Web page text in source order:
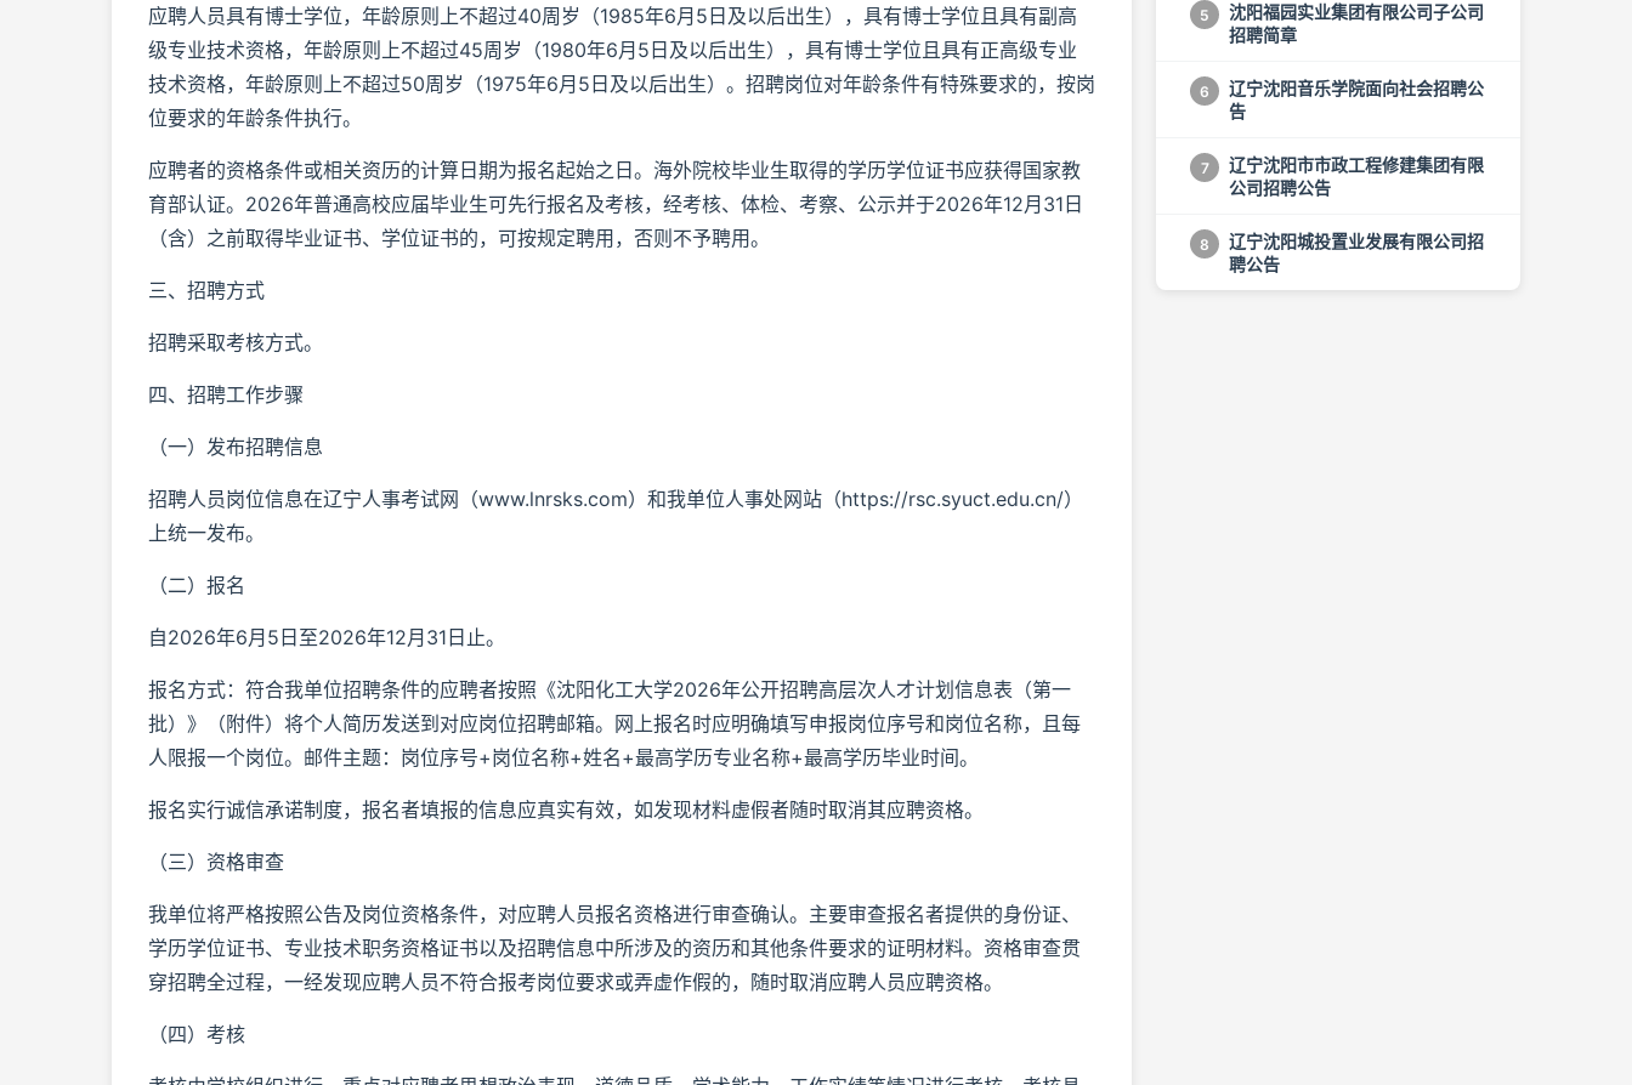
应聘人员具有博士学位，年龄原则上不超过40周岁（1985年6月5日及以后出生），具有博士学位且具有副高
级专业技术资格，年龄原则上不超过45周岁（1980年6月5日及以后出生），具有博士学位且具有正高级专业
技术资格，年龄原则上不超过50周岁（1975年6月5日及以后出生）。招聘岗位对年龄条件有特殊要求的，按岗
位要求的年龄条件执行。
应聘者的资格条件或相关资历的计算日期为报名起始之日。海外院校毕业生取得的学历学位证书应获得国家教
育部认证。2026年普通高校应届毕业生可先行报名及考核，经考核、体检、考察、公示并于2026年12月31日
（含）之前取得毕业证书、学位证书的，可按规定聘用，否则不予聘用。
三、招聘方式
招聘采取考核方式。
四、招聘工作步骤
（一）发布招聘信息
招聘人员岗位信息在辽宁人事考试网（www.lnrsks.com）和我单位人事处网站（https://rsc.syuct.edu.cn/）
上统一发布。
（二）报名
自2026年6月5日至2026年12月31日止。
报名方式：符合我单位招聘条件的应聘者按照《沈阳化工大学2026年公开招聘高层次人才计划信息表（第一
批）》（附件）将个人简历发送到对应岗位招聘邮箱。网上报名时应明确填写申报岗位序号和岗位名称，且每
人限报一个岗位。邮件主题：岗位序号+岗位名称+姓名+最高学历专业名称+最高学历毕业时间。
报名实行诚信承诺制度，报名者填报的信息应真实有效，如发现材料虚假者随时取消其应聘资格。
（三）资格审查
我单位将严格按照公告及岗位资格条件，对应聘人员报名资格进行审查确认。主要审查报名者提供的身份证、
学历学位证书、专业技术职务资格证书以及招聘信息中所涉及的资历和其他条件要求的证明材料。资格审查贯
穿招聘全过程，一经发现应聘人员不符合报考岗位要求或弄虚作假的，随时取消应聘人员应聘资格。
（四）考核
5
沈阳福园实业集团有限公司子公司
招聘简章
6
辽宁沈阳音乐学院面向社会招聘公
告
7
辽宁沈阳市市政工程修建集团有限
公司招聘公告
8
辽宁沈阳城投置业发展有限公司招
聘公告